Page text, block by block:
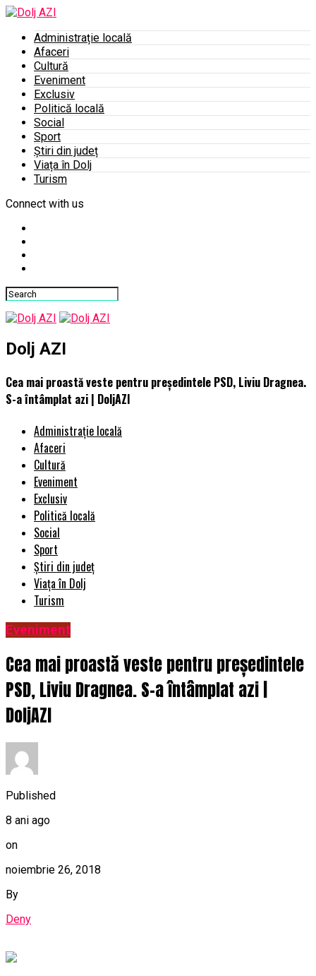
Administrație locală
Afaceri
Cultură
Eveniment
Exclusiv
Politică locală
Social
Sport
Știri din județ
Viața în Dolj
Turism
Connect with us
Dolj AZI
Cea mai proastă veste pentru președintele PSD, Liviu Dragnea.
S-a întâmplat azi | DoljAZI
Administrație locală
Afaceri
Cultură
Eveniment
Exclusiv
Politică locală
Social
Sport
Știri din județ
Viața în Dolj
Turism
Eveniment
Cea mai proastă veste pentru președintele
PSD, Liviu Dragnea. S-a întâmplat azi |
DoljAZI
Published
8 ani ago
on
noiembrie 26, 2018
By
Deny